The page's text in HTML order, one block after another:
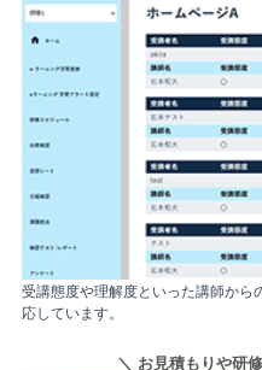
受講態度や理解度といった講師か
応しています。